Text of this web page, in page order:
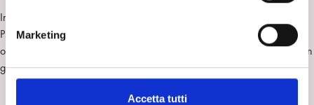
l
Marketing
Accetta tutti
Interviene: Cristina Saottini
Psicoterapeuta, psicoanalista, membro ordinario SPI e IPA, giudice
onorario del Tribunale dei Minori di Milano, esperta in adolescenza e in
gruppi